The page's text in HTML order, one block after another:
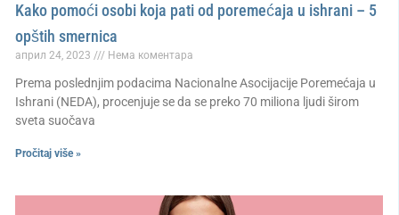
Kako pomoći osobi koja pati od poremećaja u ishrani – 5
opštih smernica
април 24, 2023 Нема коментара
Prema poslednjim podacima Nacionalne Asocijacije Poremećaja u
Ishrani (NEDA), procenjuje se da se preko 70 miliona ljudi širom
sveta suočava
Pročitaj više »